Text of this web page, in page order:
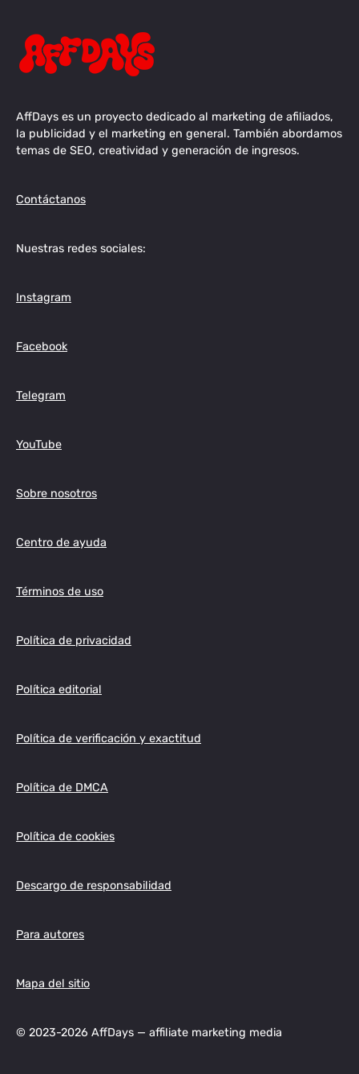
AffDays es un proyecto dedicado al marketing de afiliados,
la publicidad y el marketing en general. También abordamos
temas de SEO, creatividad y generación de ingresos.
Contáctanos
Nuestras redes sociales:
Instagram
Facebook
Telegram
YouTube
Sobre nosotros
Centro de ayuda
Términos de uso
Política de privacidad
Política editorial
Política de verificación y exactitud
Política de DMCA
Política de cookies
Descargo de responsabilidad
Para autores
Mapa del sitio
© 2023-2026 AffDays — affiliate marketing media